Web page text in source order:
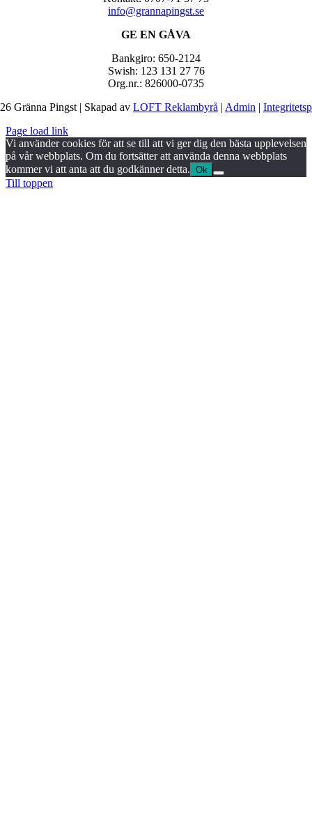
info@grannapingst.se
GE EN GÅVA
Bankgiro: 650-2124
Swish: 123 131 27 76
Org.nr.: 826000-0735
Gränna Pingst | Skapad av LOFT Reklambyrå | Admin |
Page load link
Vi använder cookies för att se till att vi ger dig den bästa upplevelsen
på vår webbplats. Om du fortsätter att använda denna webbplats
kommer vi att anta att du godkänner detta. Ok
Till toppen